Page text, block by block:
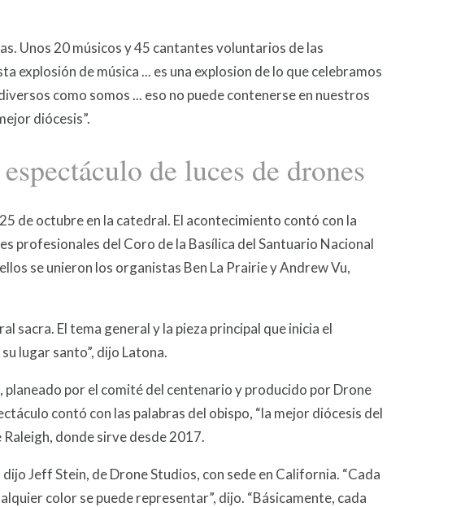
Unos 20 músicos y 45 cantantes voluntarios de las
explosión de música ... es una explosion de lo que celebramos
como somos ... eso no puede contenerse en nuestros
diócesis”.
de luces de drones
de octubre en la catedral. El acontecimiento contó con la
profesionales del Coro de la Basílica del Santuario Nacional
se unieron los organistas Ben La Prairie y Andrew Vu,
sacra. El tema general y la pieza principal que inicia el
lugar santo”, dijo Latona.
por el comité del centenario y producido por Drone
contó con las palabras del obispo, “la mejor diócesis del
Raleigh, donde sirve desde 2017.
Jeff Stein, de Drone Studios, con sede en California. “Cada
color se puede representar”, dijo. “Básicamente, cada